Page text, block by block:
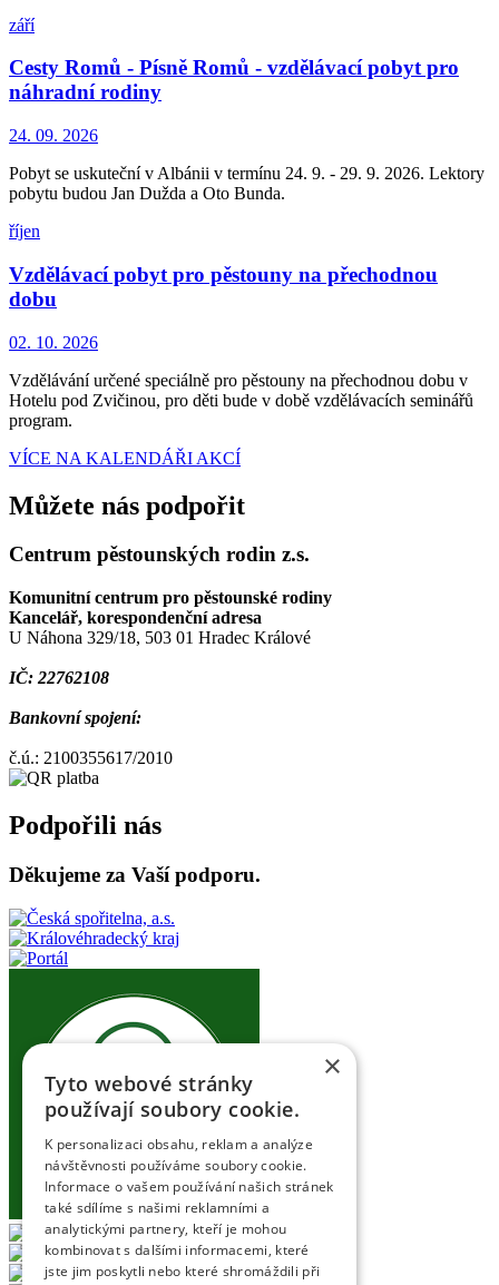
září
Cesty Romů - Písně Romů - vzdělávací pobyt pro
náhradní rodiny
24. 09. 2026
Pobyt se uskuteční v Albánii v termínu 24. 9. - 29. 9. 2026. Lektory
pobytu budou Jan Dužda a Oto Bunda.
říjen
Vzdělávací pobyt pro pěstouny na přechodnou
dobu
02. 10. 2026
Vzdělávání určené speciálně pro pěstouny na přechodnou dobu v
Hotelu pod Zvičinou, pro děti bude v době vzdělávacích seminářů
program.
VÍCE NA KALENDÁŘI AKCÍ
Můžete nás podpořit
Centrum pěstounských rodin z.s.
Komunitní centrum pro pěstounské rodiny
Kancelář, korespondenční adresa
U Náhona 329/18, 503 01 Hradec Králové
IČ: 22762108
Bankovní spojení:
č.ú.: 2100355617/2010
Podpořili nás
Děkujeme za Vaší podporu.
×
Tyto webové stránky
používají soubory cookie.
K personalizaci obsahu, reklam a analýze
návštěvnosti používáme soubory cookie.
Informace o vašem používání našich stránek
také sdílíme s našimi reklamními a
analytickými partnery, kteří je mohou
kombinovat s dalšími informacemi, které
jste jim poskytli nebo které shromáždili při